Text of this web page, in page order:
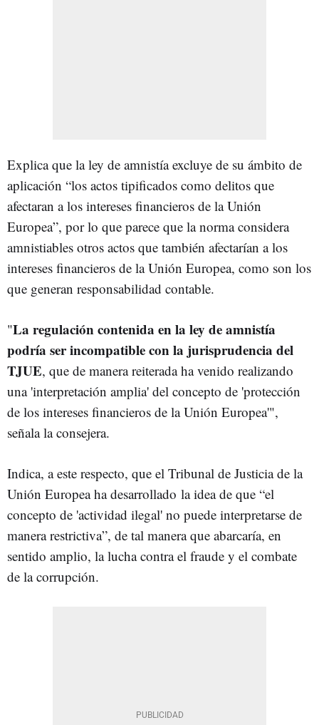
Explica que la ley de amnistía excluye de su ámbito de
aplicación “los actos tipificados como delitos que
afectaran a los intereses financieros de la Unión
Europea”, por lo que parece que la norma considera
amnistiables otros actos que también afectarían a los
intereses financieros de la Unión Europea, como son los
que generan responsabilidad contable.
"La regulación contenida en la ley de amnistía
podría ser incompatible con la jurisprudencia del
TJUE, que de manera reiterada ha venido realizando
una 'interpretación amplia' del concepto de 'protección
de los intereses financieros de la Unión Europea'",
señala la consejera.
Indica, a este respecto, que el Tribunal de Justicia de la
Unión Europea ha desarrollado la idea de que “el
concepto de 'actividad ilegal' no puede interpretarse de
manera restrictiva”, de tal manera que abarcaría, en
sentido amplio, la lucha contra el fraude y el combate
de la corrupción.